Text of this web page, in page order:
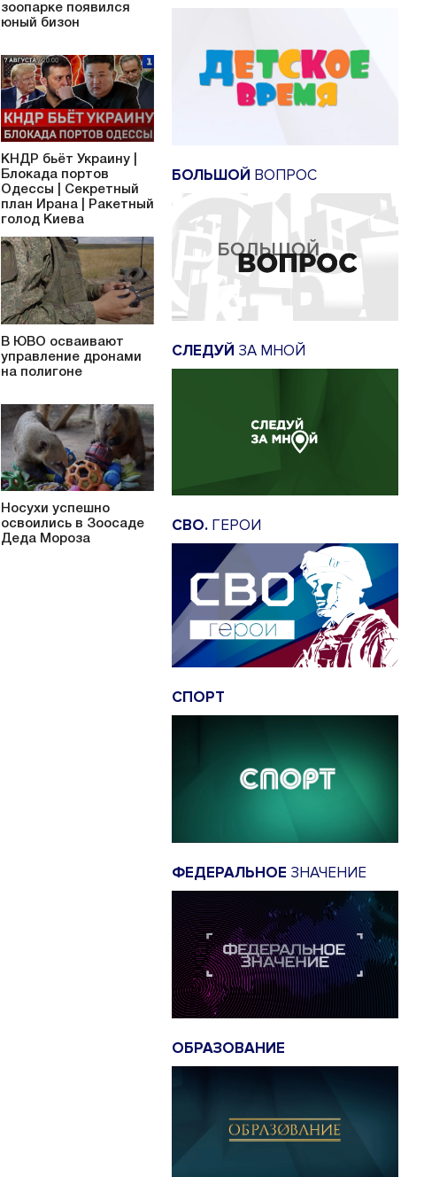
зоопарке появился
юный бизон
КНДР бьёт Украину |
Блокада портов
Одессы | Секретный
план Ирана | Ракетный
голод Киева
В ЮВО осваивают
управление дронами
на полигоне
Носухи успешно
освоились в Зоосаде
Деда Мороза
БОЛЬШОЙ ВОПРОС
СЛЕДУЙ ЗА МНОЙ
СВО. ГЕРОИ
СПОРТ
ФЕДЕРАЛЬНОЕ ЗНАЧЕНИЕ
ОБРАЗОВАНИЕ